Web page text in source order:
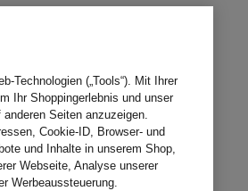
Technologien („Tools“). Mit Ihrer
Ihr Shoppingerlebnis und unser
Seiten anzuzeigen.
Cookie-ID, Browser- und
und Inhalte in unserem Shop,
Webseite, Analyse unserer
Werbeaussteuerung.